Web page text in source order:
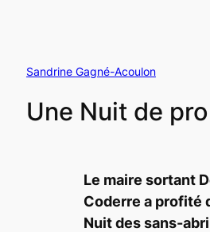
Sandrine Gagné-Acoulon
Une Nuit de
Le maire sortant
Coderre a profité
Nuit des sans-